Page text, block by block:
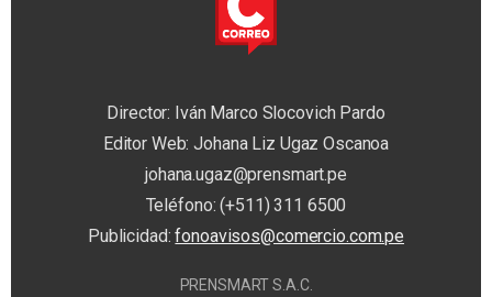
Director: Iván Marco Slocovich Pardo
Editor Web: Johana Liz Ugaz Oscanoa
johana.ugaz@prensmart.pe
Teléfono: (+511) 311 6500
Publicidad:fonoavisos@comercio.com.pe
PRENSMART S.A.C.